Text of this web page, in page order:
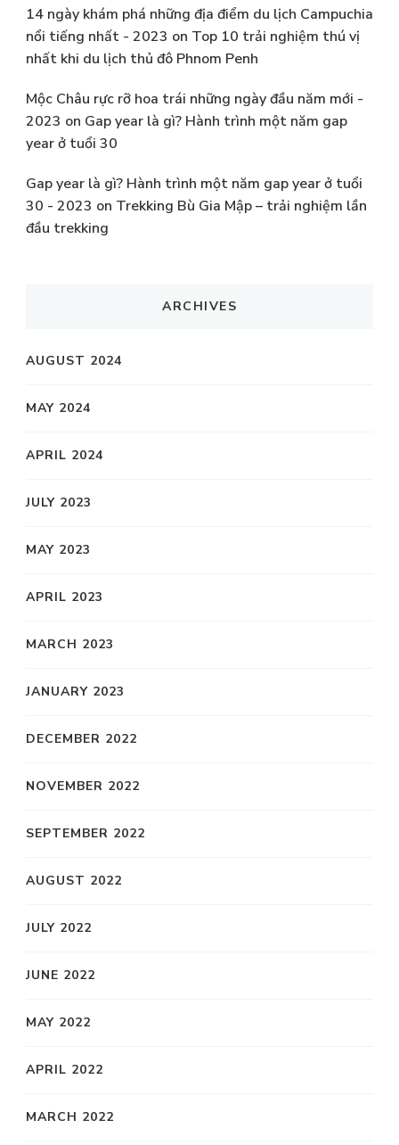
14 ngày khám phá những địa điểm du lịch Campuchia
nổi tiếng nhất - 2023 on Top 10 trải nghiệm thú vị
nhất khi du lịch thủ đô Phnom Penh
Mộc Châu rực rỡ hoa trái những ngày đầu năm mới -
2023 on Gap year là gì? Hành trình một năm gap
year ở tuổi 30
Gap year là gì? Hành trình một năm gap year ở tuổi
30 - 2023 on Trekking Bù Gia Mập – trải nghiệm lần
đầu trekking
ARCHIVES
AUGUST 2024
MAY 2024
APRIL 2024
JULY 2023
MAY 2023
APRIL 2023
MARCH 2023
JANUARY 2023
DECEMBER 2022
NOVEMBER 2022
SEPTEMBER 2022
AUGUST 2022
JULY 2022
JUNE 2022
MAY 2022
APRIL 2022
MARCH 2022